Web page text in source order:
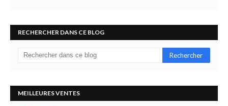
RECHERCHER DANS CE BLOG
MEILLEURES VENTES